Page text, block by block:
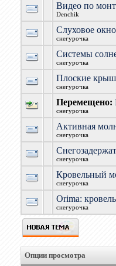
Видео по
Denchik
Слуховое
снегурочка
Системы
снегурочка
Плоские
снегурочка
Перемещено:
снегурочка
Активная
снегурочка
снегурочка
Кровельный
снегурочка
Orima:
снегурочка
Опции просмотра